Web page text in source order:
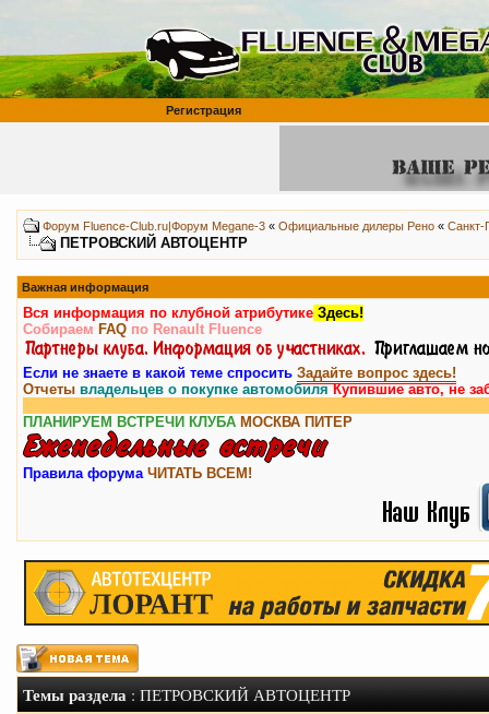
Регистрация
Форум Fluence-Club.ru|Форум Megane-3 « Официальные дилеры Рено « Санкт-
ПЕТРОВСКИЙ АВТОЦЕНТР
Важная информация
Вся информация по клубной атрибутике Здесь!
Собираем FAQ по Renault Fluence
Если не знаете в какой теме спросить Задайте вопрос здесь!
Отчеты владельцев о покупке автомобиляКупившие авто, не
ПЛАНИРУЕМ ВСТРЕЧИ КЛУБА МОСКВА ПИТЕР
Правила форума ЧИТАТЬ ВСЕМ!
Темы раздела: ПЕТРОВСКИЙ АВТОЦЕНТР